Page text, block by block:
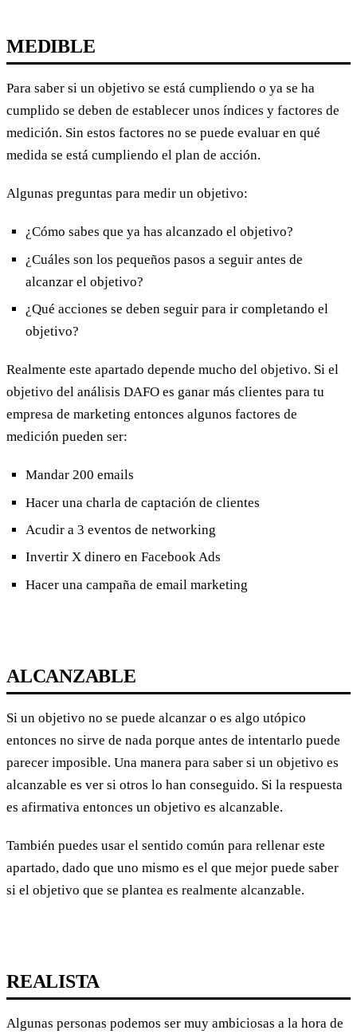
MEDIBLE
Para saber si un objetivo se está cumpliendo o ya se ha
cumplido se deben de establecer unos índices y factores de
medición. Sin estos factores no se puede evaluar en qué
medida se está cumpliendo el plan de acción.
Algunas preguntas para medir un objetivo:
¿Cómo sabes que ya has alcanzado el objetivo?
¿Cuáles son los pequeños pasos a seguir antes de
alcanzar el objetivo?
¿Qué acciones se deben seguir para ir completando el
objetivo?
Realmente este apartado depende mucho del objetivo. Si el
objetivo del análisis DAFO es ganar más clientes para tu
empresa de marketing entonces algunos factores de
medición pueden ser:
Mandar 200 emails
Hacer una charla de captación de clientes
Acudir a 3 eventos de networking
Invertir X dinero en Facebook Ads
Hacer una campaña de email marketing
ALCANZABLE
Si un objetivo no se puede alcanzar o es algo utópico
entonces no sirve de nada porque antes de intentarlo puede
parecer imposible. Una manera para saber si un objetivo es
alcanzable es ver si otros lo han conseguido. Si la respuesta
es afirmativa entonces un objetivo es alcanzable.
También puedes usar el sentido común para rellenar este
apartado, dado que uno mismo es el que mejor puede saber
si el objetivo que se plantea es realmente alcanzable.
REALISTA
Algunas personas podemos ser muy ambiciosas a la hora de